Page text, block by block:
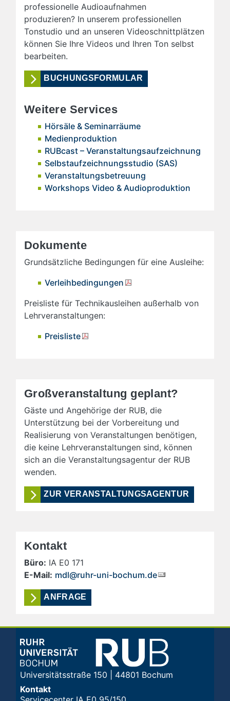
professionelle Audioaufnahmen
produzieren? In unserem professionellen
Tonstudio und an unseren Videoschnittplätzen
können Sie Ihre Videos und Ihren Ton selbst
bearbeiten.
BUCHUNGSFORMULAR
Weitere Services
Hörsäle & Seminarräume
Medienproduktion
RUBcast – Veranstaltungsaufzeichnung
Selbstaufzeichnungsstudio (SAS)
Veranstaltungsbetreuung
Workshops Video & Audioproduktion
Dokumente
Grundsätzliche Bedingungen für eine Ausleihe:
Verleihbedingungen
Preisliste für Technikausleihen außerhalb von
Lehrveranstaltungen:
Preisliste
Großveranstaltung geplant?
Gäste und Angehörige der RUB, die
Unterstützung bei der Vorbereitung und
Realisierung von Veranstaltungen benötigen,
die keine Lehrveranstaltungen sind, können
sich an die Veranstaltungsagentur der RUB
wenden.
ZUR VERANSTALTUNGSAGENTUR
Kontakt
Büro: IA E0 171
E-Mail: mdl@ruhr-uni-bochum.de
ANFRAGE
Universitätsstraße 150 | 44801 Bochum
Kontakt